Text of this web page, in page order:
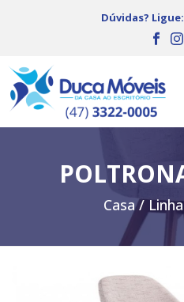
Dúvidas? Ligue:
Casa /